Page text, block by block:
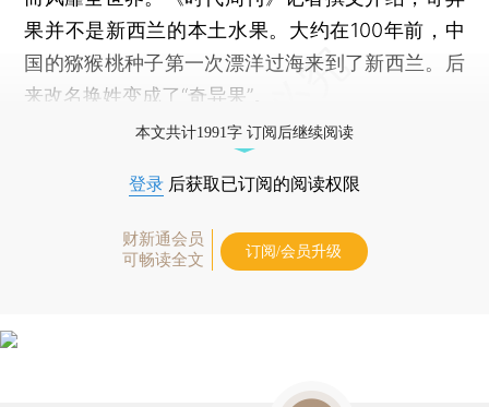
果并不是新西兰的本土水果。大约在100年前，中
国的猕猴桃种子第一次漂洋过海来到了新西兰。后
来改名换姓变成了“奇异果”。
本文共计1991字 订阅后继续阅读
登录 后获取已订阅的阅读权限
财新通会员
可畅读全文
订阅/会员升级